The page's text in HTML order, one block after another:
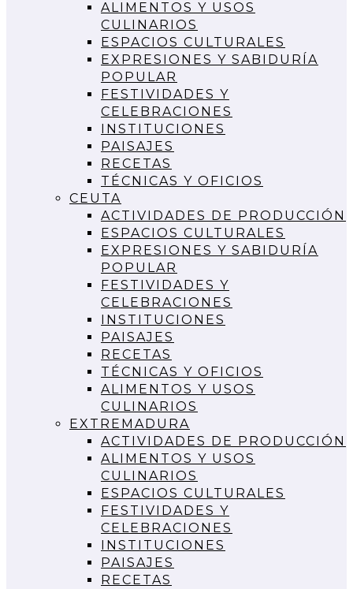
ALIMENTOS Y USOS
CULINARIOS
ESPACIOS CULTURALES
EXPRESIONES Y SABIDURÍA
POPULAR
FESTIVIDADES Y
CELEBRACIONES
INSTITUCIONES
PAISAJES
RECETAS
TÉCNICAS Y OFICIOS
CEUTA
ACTIVIDADES DE PRODUCCIÓN
ESPACIOS CULTURALES
EXPRESIONES Y SABIDURÍA
POPULAR
FESTIVIDADES Y
CELEBRACIONES
INSTITUCIONES
PAISAJES
RECETAS
TÉCNICAS Y OFICIOS
ALIMENTOS Y USOS
CULINARIOS
EXTREMADURA
ACTIVIDADES DE PRODUCCIÓN
ALIMENTOS Y USOS
CULINARIOS
ESPACIOS CULTURALES
FESTIVIDADES Y
CELEBRACIONES
INSTITUCIONES
PAISAJES
RECETAS